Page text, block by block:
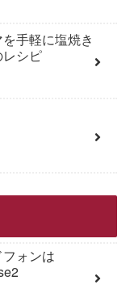
手軽に塩焼き
シピ
ォンは